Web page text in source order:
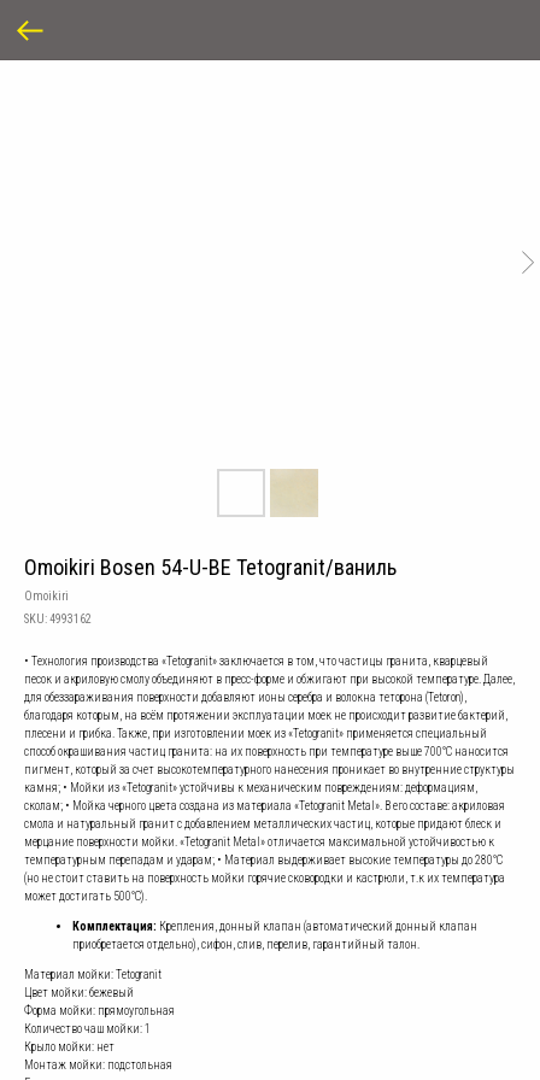
Omoikiri Bosen 54-U-BE Tetogranit/ваниль
Omoikiri
SKU:4993162
• Технология производства «Tetogranit» заключается в том, что частицы гранита, кварцевый
песок и акриловую смолу объединяют в пресс-форме и обжигают при высокой температуре. Далее,
для обеззараживания поверхности добавляют ионы серебра и волокна теторона (Tetoron),
благодаря которым, на всём протяжении эксплуатации моек не происходит развитие бактерий,
плесени и грибка. Также, при изготовлении моек из «Tetogranit» применяется специальный
способ окрашивания частиц гранита: на их поверхность при температуре выше 700°С наносится
пигмент, который за счет высокотемпературного нанесения проникает во внутренние структуры
камня; • Мойки из «Tetogranit» устойчивы к механическим повреждениям: деформациям,
сколам; • Мойка черного цвета создана из материала «Tetogranit Metal». В его составе: акриловая
смола и натуральный гранит с добавлением металлических частиц, которые придают блеск и
мерцание поверхности мойки. «Tetogranit Metal» отличается максимальной устойчивостью к
температурным перепадам и ударам; • Материал выдерживает высокие температуры до 280°С
(но не стоит ставить на поверхность мойки горячие сковородки и кастрюли, т.к их температура
может достигать 500°С).
Комплектация: Крепления, донный клапан (автоматический донный клапан
приобретается отдельно), сифон, слив, перелив, гарантийный талон.
Материал мойки: Tetogranit
Цвет мойки: бежевый
Форма мойки: прямоугольная
Количество чаш мойки: 1
Крыло мойки: нет
Монтаж мойки: подстольная